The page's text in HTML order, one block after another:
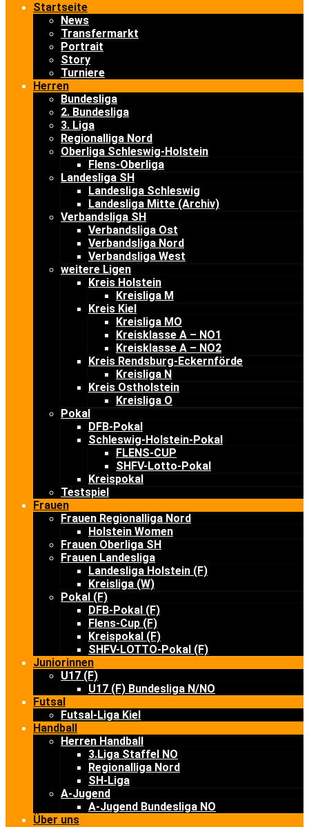
Startseite
News
Transfermarkt
Portrait
Story
Turniere
Herren
Bundesliga
2. Bundesliga
3. Liga
Regionalliga Nord
Oberliga Schleswig-Holstein
Flens-Oberliga
Landesliga SH
Landesliga Schleswig
Landesliga Mitte (Archiv)
Verbandsliga SH
Verbandsliga Ost
Verbandsliga Nord
Verbandsliga West
weitere Ligen
Kreis Holstein
Kreisliga M
Kreis Kiel
Kreisliga MO
Kreisklasse A – NO1
Kreisklasse A – NO2
Kreis Rendsburg-Eckernförde
Kreisliga N
Kreis Ostholstein
Kreisliga O
Pokal
DFB-Pokal
Schleswig-Holstein-Pokal
FLENS-CUP
SHFV-Lotto-Pokal
Kreispokal
Testspiel
Frauen
Frauen Regionalliga Nord
Holstein Women
Frauen Oberliga SH
Frauen Landesliga
Landesliga Holstein (F)
Kreisliga (W)
Pokal (F)
DFB-Pokal (F)
Flens-Cup (F)
Kreispokal (F)
SHFV-LOTTO-Pokal (F)
Juniorinnen
U17 (F)
U17 (F) Bundesliga N/NO
Futsal
Futsal-Liga Kiel
Handball
Herren Handball
3.Liga Staffel NO
Regionalliga Nord
SH-Liga
A-Jugend
A-Jugend Bundesliga NO
Über uns